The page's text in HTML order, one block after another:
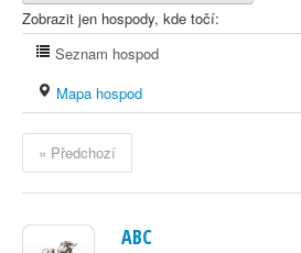
Zobrazit jen hospody, kde točí:
Seznam hospod
Mapa hospod
« Předchozí
ABC